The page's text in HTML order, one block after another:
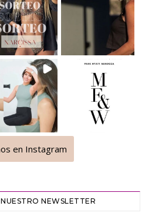
en Instagram
NEWSLETTER